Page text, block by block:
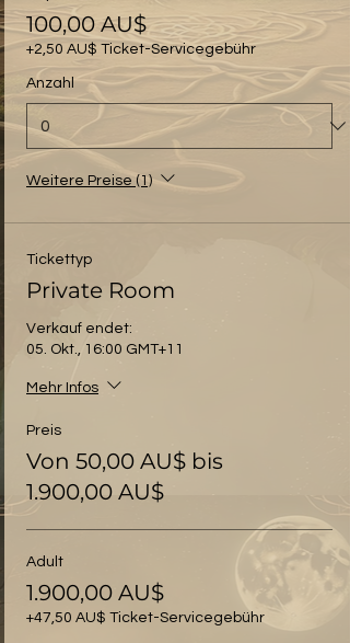
100,00 AU$
+2,50 AU$ Ticket-Servicegebühr
Anzahl
Weitere Preise (1)
Tickettyp
Private Room
Verkauf endet:
05. Okt., 16:00 GMT+11
Mehr Infos
Preis
Von 50,00 AU$ bis
1.900,00 AU$
Adult
1.900,00 AU$
+47,50 AU$ Ticket-Servicegebühr